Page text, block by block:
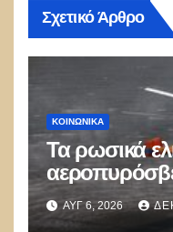
Σχετικό Άρθρο
ΚΟΙΝΩΝΙΚΑ
Τα ρωσικά
να ρίχνουν 5
μποφόρ
ΑΥΓ 6, 2026